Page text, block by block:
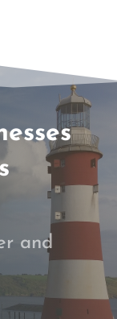
and